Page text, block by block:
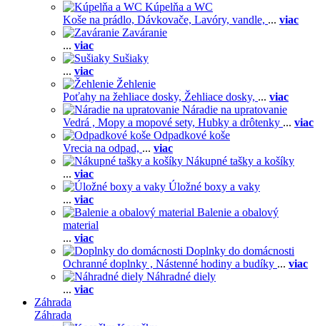
Kúpelňa a WC
Koše na prádlo, Dávkovače, Lavóry, vandle, ... viac
Zaváranie
... viac
Sušiaky
... viac
Žehlenie
Poťahy na žehliace dosky, Žehliace dosky, ... viac
Náradie na upratovanie
Vedrá , Mopy a mopové sety, Hubky a drôtenky ... viac
Odpadkové koše
Vrecia na odpad, ... viac
Nákupné tašky a košíky
... viac
Úložné boxy a vaky
... viac
Balenie a obalový
material
... viac
Doplnky do domácnosti
Ochranné doplnky , Nástenné hodiny a budíky ... viac
Náhradné diely
... viac
Záhrada
Záhrada